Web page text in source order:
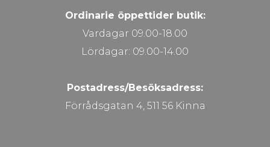
Ordinarie öppettider butik:
Vardagar 09.00-18.00
Lördagar: 09.00-14.00
Postadress/Besöksadress:
Förrådsgatan 4, 511 56 Kinna